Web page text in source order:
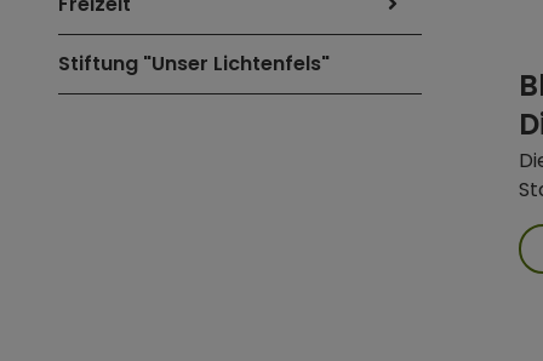
Stiftung "Unser Lichtenfels"